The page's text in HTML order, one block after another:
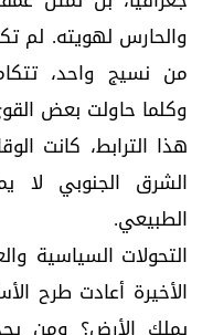
والحارس لهويته. لم
من نسيج واحد،
وكلما حاولت بعض
هذا الترابط، كانت
الشرق الجنوبي
الطبيعي.
التحولات السياسية
الأخيرة أعادت طرح